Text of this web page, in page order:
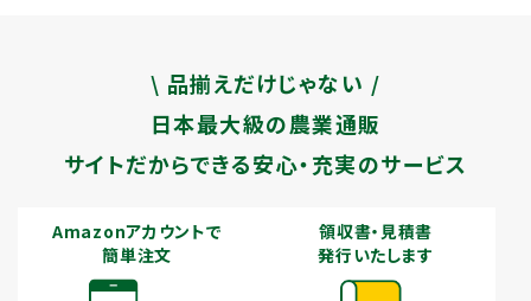
\ 品揃えだけじゃない /
日本最大級の農業通販
サイトだからできる安心・充実のサービス
Amazonアカウントで
簡単注文
領収書・見積書
発行いたします